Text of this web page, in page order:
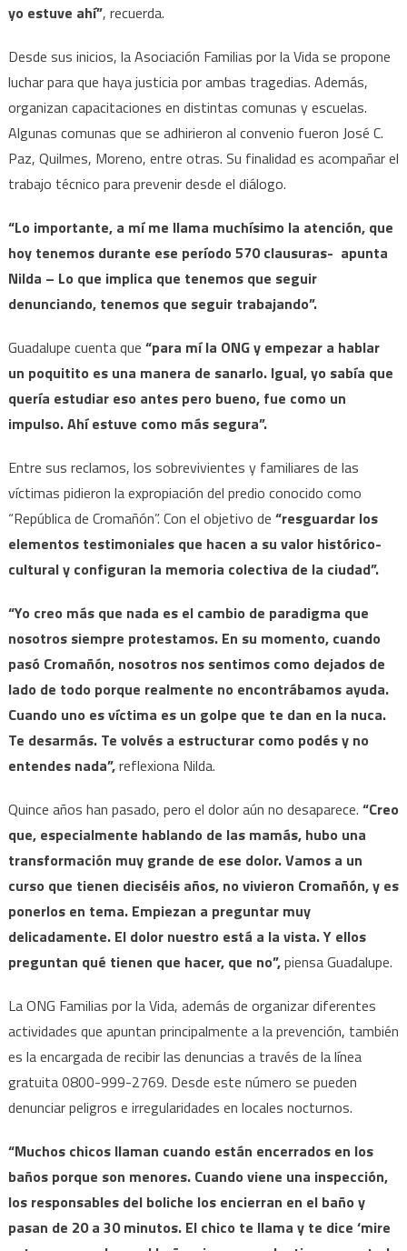
yo estuve ahí”, recuerda.
Desde sus inicios, la Asociación Familias por la Vida se propone
luchar para que haya justicia por ambas tragedias. Además,
organizan capacitaciones en distintas comunas y escuelas.
Algunas comunas que se adhirieron al convenio fueron José C.
Paz, Quilmes, Moreno, entre otras. Su finalidad es acompañar el
trabajo técnico para prevenir desde el diálogo.
“Lo importante, a mí me llama muchísimo la atención, que
hoy tenemos durante ese período 570 clausuras- apunta
Nilda – Lo que implica que tenemos que seguir
denunciando, tenemos que seguir trabajando”.
Guadalupe cuenta que “para mí la ONG y empezar a hablar
un poquitito es una manera de sanarlo. Igual, yo sabía que
quería estudiar eso antes pero bueno, fue como un
impulso. Ahí estuve como más segura”.
Entre sus reclamos, los sobrevivientes y familiares de las
víctimas pidieron la expropiación del predio conocido como
“República de Cromañón”. Con el objetivo de “resguardar los
elementos testimoniales que hacen a su valor histórico-
cultural y configuran la memoria colectiva de la ciudad”.
“Yo creo más que nada es el cambio de paradigma que
nosotros siempre protestamos. En su momento, cuando
pasó Cromañón, nosotros nos sentimos como dejados de
lado de todo porque realmente no encontrábamos ayuda.
Cuando uno es víctima es un golpe que te dan en la nuca.
Te desarmás. Te volvés a estructurar como podés y no
entendes nada”,reflexiona Nilda.
Quince años han pasado, pero el dolor aún no desaparece. “Creo
que, especialmente hablando de las mamás, hubo una
transformación muy grande de ese dolor. Vamos a un
curso que tienen dieciséis años, no vivieron Cromañón, y es
ponerlos en tema. Empiezan a preguntar muy
delicadamente. El dolor nuestro está a la vista. Y ellos
preguntan qué tienen que hacer, que no”,piensa Guadalupe.
La ONG Familias por la Vida, además de organizar diferentes
actividades que apuntan principalmente a la prevención, también
es la encargada de recibir las denuncias a través de la línea
gratuita 0800-999-2769. Desde este número se pueden
denunciar peligros e irregularidades en locales nocturnos.
“Muchos chicos llaman cuando están encerrados en los
baños porque son menores. Cuando viene una inspección,
los responsables del boliche los encierran en el baño y
pasan de 20 a 30 minutos. El chico te llama y te dice ‘mire